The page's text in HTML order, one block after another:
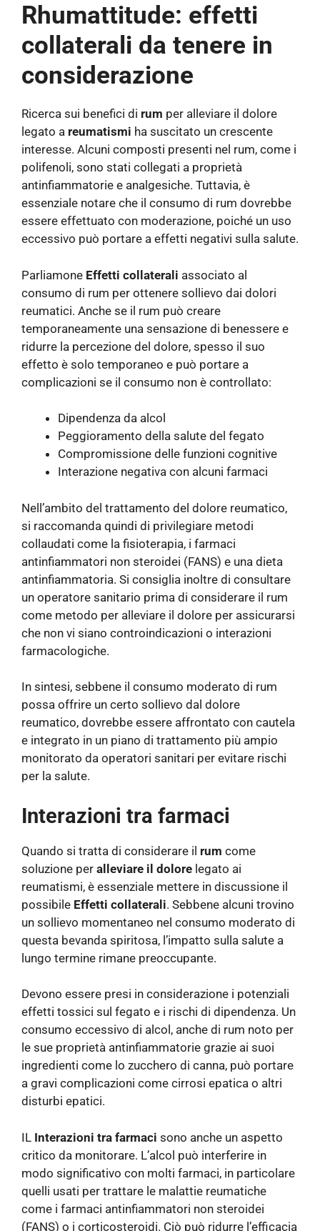
Rhumattitude: effetti
collaterali da tenere in
considerazione
Ricerca sui benefici di rum per alleviare il dolore
legato a reumatismi ha suscitato un crescente
interesse. Alcuni composti presenti nel rum, come i
polifenoli, sono stati collegati a proprietà
antinfiammatorie e analgesiche. Tuttavia, è
essenziale notare che il consumo di rum dovrebbe
essere effettuato con moderazione, poiché un uso
eccessivo può portare a effetti negativi sulla salute.
Parliamone Effetti collaterali associato al
consumo di rum per ottenere sollievo dai dolori
reumatici. Anche se il rum può creare
temporaneamente una sensazione di benessere e
ridurre la percezione del dolore, spesso il suo
effetto è solo temporaneo e può portare a
complicazioni se il consumo non è controllato:
Dipendenza da alcol
Peggioramento della salute del fegato
Compromissione delle funzioni cognitive
Interazione negativa con alcuni farmaci
Nell’ambito del trattamento del dolore reumatico,
si raccomanda quindi di privilegiare metodi
collaudati come la fisioterapia, i farmaci
antinfiammatori non steroidei (FANS) e una dieta
antinfiammatoria. Si consiglia inoltre di consultare
un operatore sanitario prima di considerare il rum
come metodo per alleviare il dolore per assicurarsi
che non vi siano controindicazioni o interazioni
farmacologiche.
In sintesi, sebbene il consumo moderato di rum
possa offrire un certo sollievo dal dolore
reumatico, dovrebbe essere affrontato con cautela
e integrato in un piano di trattamento più ampio
monitorato da operatori sanitari per evitare rischi
per la salute.
Interazioni tra farmaci
Quando si tratta di considerare il rum come
soluzione per alleviare il dolore legato ai
reumatismi, è essenziale mettere in discussione il
possibile Effetti collaterali. Sebbene alcuni trovino
un sollievo momentaneo nel consumo moderato di
questa bevanda spiritosa, l’impatto sulla salute a
lungo termine rimane preoccupante.
Devono essere presi in considerazione i potenziali
effetti tossici sul fegato e i rischi di dipendenza. Un
consumo eccessivo di alcol, anche di rum noto per
le sue proprietà antinfiammatorie grazie ai suoi
ingredienti come lo zucchero di canna, può portare
a gravi complicazioni come cirrosi epatica o altri
disturbi epatici.
IL Interazioni tra farmaci sono anche un aspetto
critico da monitorare. L’alcol può interferire in
modo significativo con molti farmaci, in particolare
quelli usati per trattare le malattie reumatiche
come i farmaci antinfiammatori non steroidei
(FANS) o i corticosteroidi. Ciò può ridurre l’efficacia